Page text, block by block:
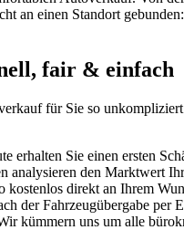
an einen Standort
fair & einfach
für Sie so
erhalten Sie einen ersten
analysieren den Marktwert
kostenlos direkt an Ihrem
der Fahrzeugübergabe per
kümmern uns um alle